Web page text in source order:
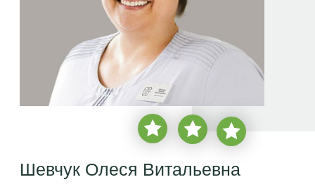
Записаться на консультацию
Шевчук Олеся Витальевна
врачебный стаж с
2003 года
более
2 850 пациентов
Врач стоматолог-гигиенист